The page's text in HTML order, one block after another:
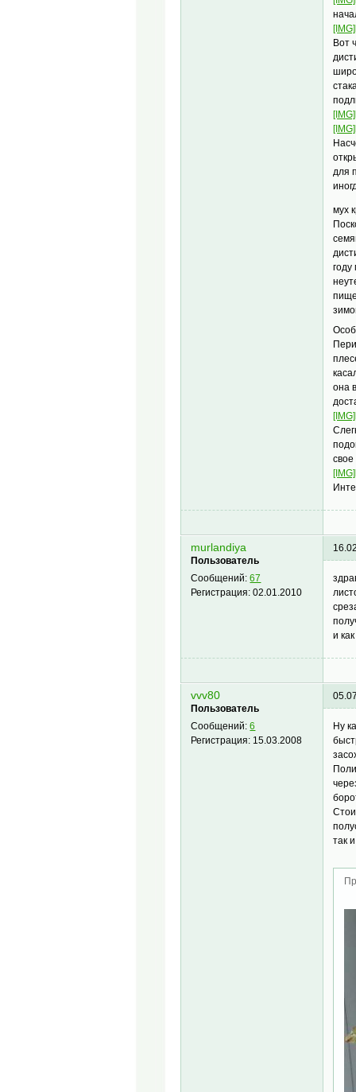
Вот
для
мух
она
murlandiya
Пользователь
Сообщений:67
Регистрация:02.01.2010
и
vvv80
Пользователь
Сообщений:6
Регистрация: 15.03.2008
Ну
так